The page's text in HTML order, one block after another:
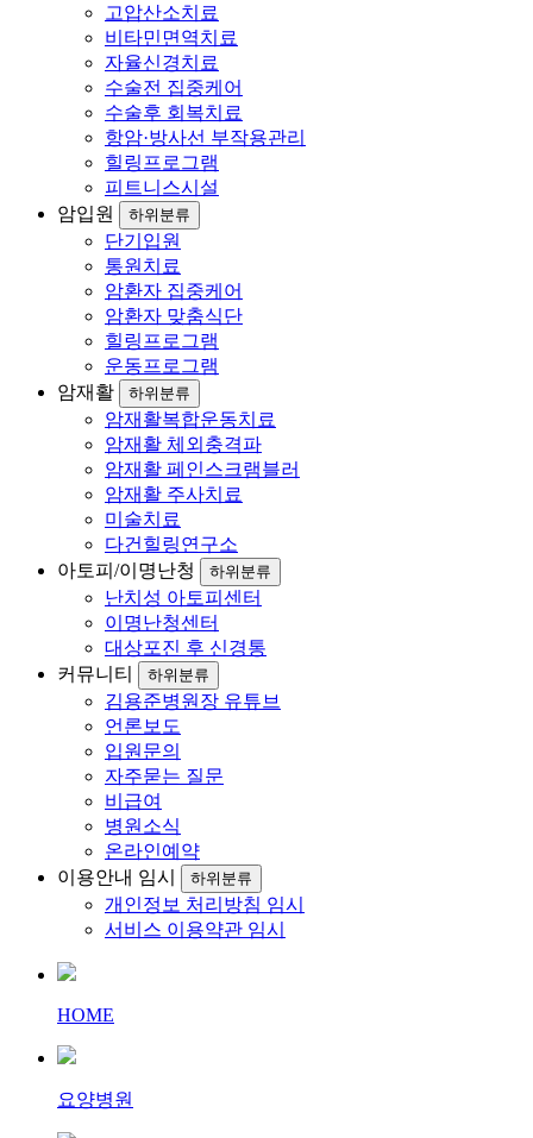
고압산소치료
비타민면역치료
자율신경치료
수술전 집중케어
수술후 회복치료
항암·방사선 부작용관리
힐링프로그램
피트니스시설
암입원
하위분류
단기입원
통원치료
암환자 집중케어
암환자 맞춤식단
힐링프로그램
운동프로그램
암재활
하위분류
암재활복합운동치료
암재활 체외충격파
암재활 페인스크램블러
암재활 주사치료
미술치료
다건힐링연구소
아토피/이명난청
하위분류
난치성 아토피센터
이명난청센터
대상포진 후 신경통
커뮤니티
하위분류
김용준병원장 유튜브
언론보도
입원문의
자주묻는 질문
비급여
병원소식
온라인예약
이용안내 임시
하위분류
개인정보 처리방침 임시
서비스 이용약관 임시
HOME
요양병원